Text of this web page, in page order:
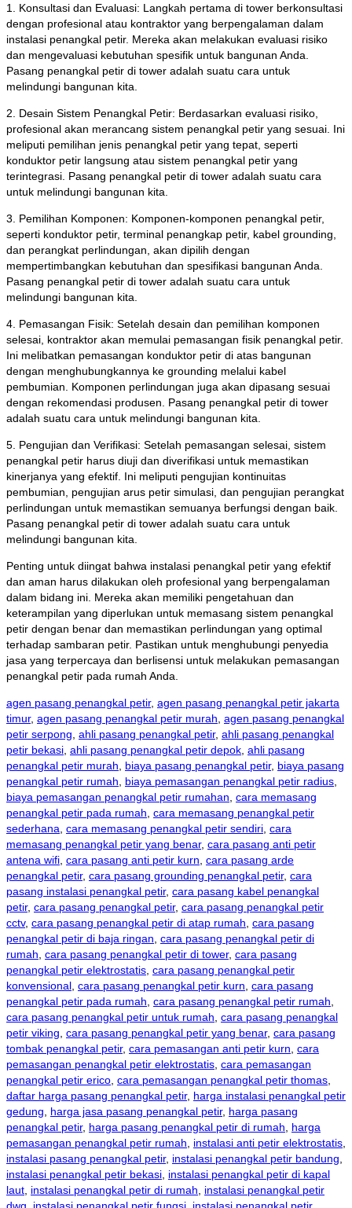
1. Konsultasi dan Evaluasi: Langkah pertama di tower berkonsultasi
dengan profesional atau kontraktor yang berpengalaman dalam
instalasi penangkal petir. Mereka akan melakukan evaluasi risiko
dan mengevaluasi kebutuhan spesifik untuk bangunan Anda.
Pasang penangkal petir di tower adalah suatu cara untuk
melindungi bangunan kita.
2. Desain Sistem Penangkal Petir: Berdasarkan evaluasi risiko,
profesional akan merancang sistem penangkal petir yang sesuai. Ini
meliputi pemilihan jenis penangkal petir yang tepat, seperti
konduktor petir langsung atau sistem penangkal petir yang
terintegrasi. Pasang penangkal petir di tower adalah suatu cara
untuk melindungi bangunan kita.
3. Pemilihan Komponen: Komponen-komponen penangkal petir,
seperti konduktor petir, terminal penangkap petir, kabel grounding,
dan perangkat perlindungan, akan dipilih dengan
mempertimbangkan kebutuhan dan spesifikasi bangunan Anda.
Pasang penangkal petir di tower adalah suatu cara untuk
melindungi bangunan kita.
4. Pemasangan Fisik: Setelah desain dan pemilihan komponen
selesai, kontraktor akan memulai pemasangan fisik penangkal petir.
Ini melibatkan pemasangan konduktor petir di atas bangunan
dengan menghubungkannya ke grounding melalui kabel
pembumian. Komponen perlindungan juga akan dipasang sesuai
dengan rekomendasi produsen. Pasang penangkal petir di tower
adalah suatu cara untuk melindungi bangunan kita.
5. Pengujian dan Verifikasi: Setelah pemasangan selesai, sistem
penangkal petir harus diuji dan diverifikasi untuk memastikan
kinerjanya yang efektif. Ini meliputi pengujian kontinuitas
pembumian, pengujian arus petir simulasi, dan pengujian perangkat
perlindungan untuk memastikan semuanya berfungsi dengan baik.
Pasang penangkal petir di tower adalah suatu cara untuk
melindungi bangunan kita.
Penting untuk diingat bahwa instalasi penangkal petir yang efektif
dan aman harus dilakukan oleh profesional yang berpengalaman
dalam bidang ini. Mereka akan memiliki pengetahuan dan
keterampilan yang diperlukan untuk memasang sistem penangkal
petir dengan benar dan memastikan perlindungan yang optimal
terhadap sambaran petir. Pastikan untuk menghubungi penyedia
jasa yang terpercaya dan berlisensi untuk melakukan pemasangan
penangkal petir pada rumah Anda.
agen pasang penangkal petir, agen pasang penangkal petir jakarta
timur, agen pasang penangkal petir murah agen pasang penangkal
petir serpong ahli pasang penangkal petir, ahli pasang penangkal
petir bekasi ahli pasang penangkal petir depok ahli pasang
penangkal petir murah
biaya pasang penangkal petir, biaya pasang
penangkal petir rumah
biaya pemasangan penangkal petir radius
biaya pemasangan penangkal petir rumahan cara memasang
penangkal petir pada rumah cara memasang penangkal petir
sederhana cara memasang penangkal petir sendiri cara
memasang penangkal petir yang benar, cara pasang anti petir
antena wifi cara pasang anti petir kurn cara pasang arde
penangkal petir, cara pasang grounding penangkal petir, cara
pasang instalasi penangkal petir, cara pasang kabel penangkal
petir, cara pasang penangkal petir, cara pasang penangkal petir
cctv, cara pasang penangkal petir di atap rumah cara pasang
penangkal petir di baja ringan cara pasang penangkal petir di
rumah cara pasang penangkal petir di tower, cara pasang
penangkal petir elektrostatis cara pasang penangkal petir
konvensional cara pasang penangkal petir kurn cara pasang
penangkal petir pada rumah cara pasang penangkal petir rumah
cara pasang penangkal petir untuk rumah cara pasang penangkal
petir viking cara pasang penangkal petir yang benar, cara pasang
tombak penangkal petir, cara pemasangan anti petir kurn cara
pemasangan penangkal petir elektrostatis cara pemasangan
penangkal petir erico cara pemasangan penangkal petir thomas
daftar harga pasang penangkal petir, harga instalasi penangkal petir
gedung
harga jasa pasang penangkal petir, harga pasang
penangkal petir, harga pasang penangkal petir di rumah
harga
pemasangan penangkal petir rumah
instalasi anti petir elektrostatis
instalasi pasang penangkal petir, instalasi penangkal petir bandung
instalasi penangkal petir bekasi instalasi penangkal petir di kapal
laut instalasi penangkal petir di rumah
instalasi penangkal petir